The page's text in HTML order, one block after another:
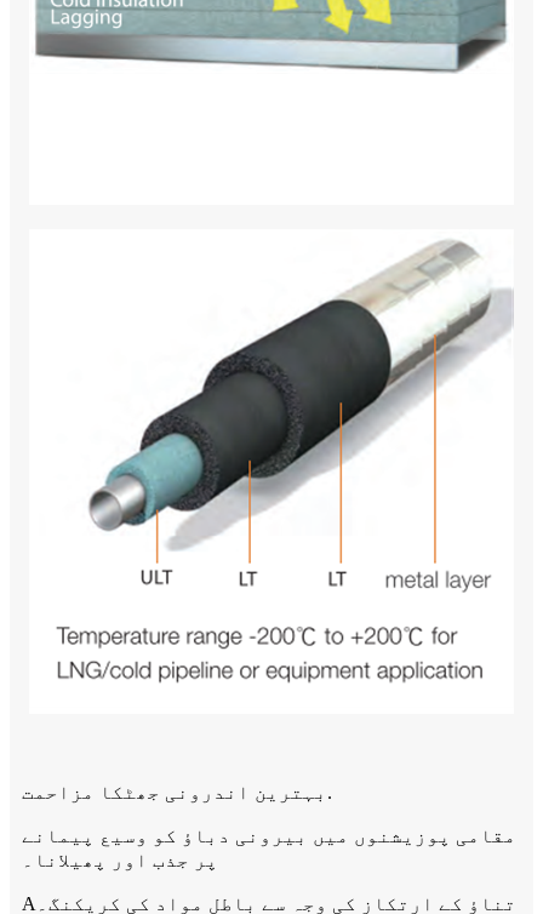
بہترین اندرونی جھٹکا مزاحمت.
مقامی پوزیشنوں میں بیرونی دباؤ کو وسیع پیمانے
پر جذب اور پھیلانا۔
A تناؤ کے ارتکاز کی وجہ سے باطل مواد کی کریکنگ۔